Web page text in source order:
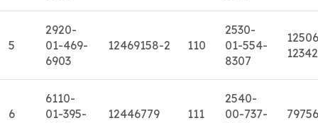
5
2920-
01-469-
6903
12469158-2 110
2530-
01-554-
8307
6
6110-
01-395-
12446779 111
2540-
00-737-